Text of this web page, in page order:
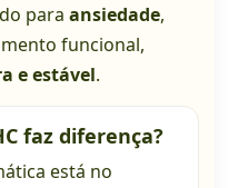
para ansiedade,
funcional,
e estável.
faz diferença?
está no